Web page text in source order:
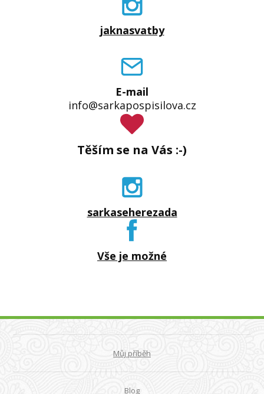
jaknasvatby
E-mail
info@sarkapospisilova.cz
Těším se na Vás :-)
sarkaseherezada
Vše je možné
Můj příběh
Blog